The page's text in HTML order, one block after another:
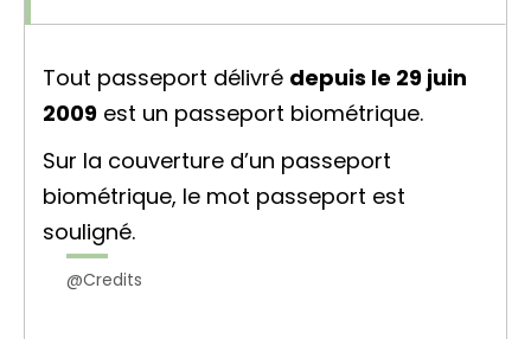
Tout passeport délivré depuis le 29 juin
2009 est un passeport biométrique.
Sur la couverture d’un passeport
biométrique, le mot passeport est
souligné.
@Credits